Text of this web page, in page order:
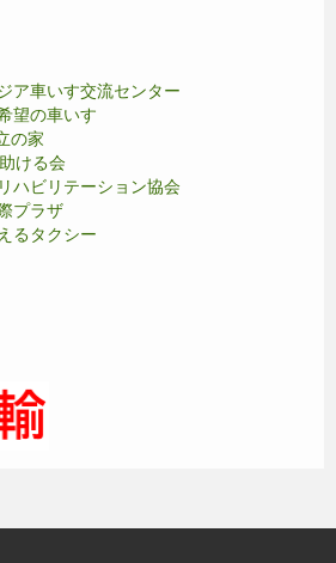
ア車いす交流センター
望の車いす
の家
ける会
ハビリテーション協会
プラザ
るタクシー